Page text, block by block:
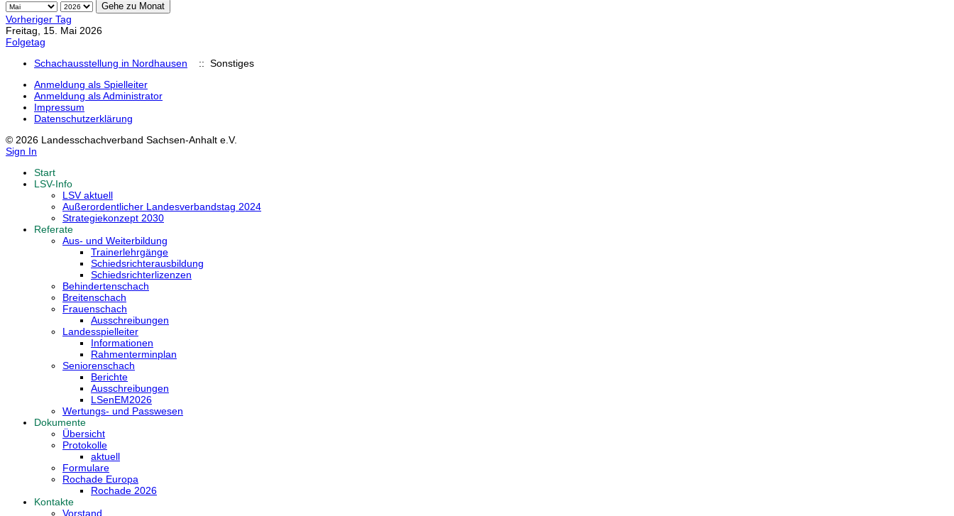
Gehe zu Monat
Vorheriger Tag
Freitag, 15. Mai 2026
Folgetag
Schachausstellung in Nordhausen
:: Sonstiges
Anmeldung als Spielleiter
Anmeldung als Administrator
Impressum
Datenschutzerklärung
© 2026 Landesschachverband Sachsen-Anhalt e.V.
Sign In
Start
LSV-Info
LSV aktuell
Außerordentlicher Landesverbandstag 2024
Strategiekonzept 2030
Referate
Aus- und Weiterbildung
Trainerlehrgänge
Schiedsrichterausbildung
Schiedsrichterlizenzen
Behindertenschach
Breitenschach
Frauenschach
Ausschreibungen
Landesspielleiter
Informationen
Rahmenterminplan
Seniorenschach
Berichte
Ausschreibungen
LSenEM2026
Wertungs- und Passwesen
Dokumente
Übersicht
Protokolle
aktuell
Formulare
Rochade Europa
Rochade 2026
Kontakte
Vorstand